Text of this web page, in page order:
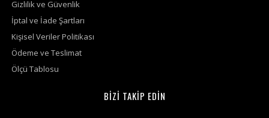
Gizlilik ve Güvenlik
İptal ve İade Şartları
Kişisel Veriler Politikası
Ödeme ve Teslimat
Ölçü Tablosu
BİZİ TAKİP EDİN